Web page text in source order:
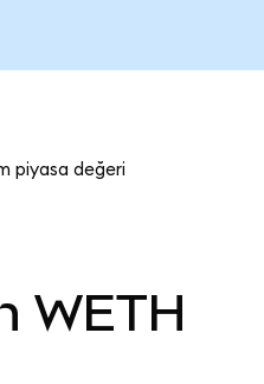
piyasa değeri
WETH